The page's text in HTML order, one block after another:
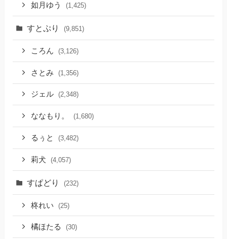
如月ゆう (1,425)
すとぷり (9,851)
ころん (3,126)
さとみ (1,356)
ジェル (2,348)
ななもり。 (1,680)
るぅと (3,482)
莉犬 (4,057)
すぱどり (232)
柊れい (25)
橘ほたる (30)